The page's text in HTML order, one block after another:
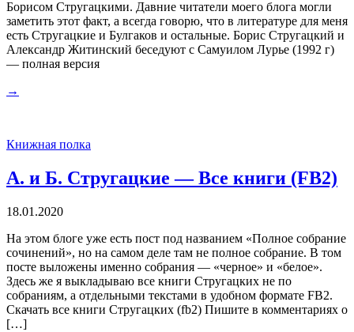
Борисом Стругацкими. Давние читатели моего блога могли
заметить этот факт, а всегда говорю, что в литературе для меня
есть Стругацкие и Булгаков и остальные. Борис Стругацкий и
Александр Житинский беседуют с Самуилом Лурье (1992 г)
— полная версия
→
Книжная полка
А. и Б. Стругацкие — Все книги (FB2)
18.01.2020
На этом блоге уже есть пост под названием «Полное собрание
сочинений», но на самом деле там не полное собрание. В том
посте выложены именно собрания — «черное» и «белое».
Здесь же я выкладываю все книги Стругацких не по
собраниям, а отдельными текстами в удобном формате FB2.
Скачать все книги Стругацких (fb2) Пишите в комментариях о
[…]